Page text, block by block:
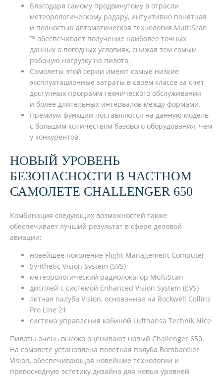
Благодаря самому продвинутому в отрасли
метеорологическому радару, интуитивно понятная
и полностью автоматическая технология MultiScan
™ обеспечивает получение наиболее точных
данных о погодных условиях, снижая тем самым
рабочую нагрузку на пилота.
Самолеты этой серии имеют самые низкие
эксплуатационные затраты в своем классе за счет
доступных программ технического обслуживания
и более длительных интервалов между формами.
Премиум-функции поставляются на данную модель
с большим количеством базового оборудования, чем
у конкурентов.
НОВЫЙ УРОВЕНЬ
БЕЗОПАСНОСТИ В ЧАСТНОМ
САМОЛЕТЕ CHALLENGER 650
Комбинация следующих возможностей также
обеспечивает лучший результат в сфере деловой
авиации:
новейшее поколение Flight Management Computer
Synthetic Vision System (SVS)
метеорологический радиолокатор MultiScan
дисплей с системой Enhanced Vision System (EVS)
летная палуба Vision, основанная на Rockwell Collins
Pro Line 21
система управления кабиной Lufthansa Technik Nice
Пилоты очень высоко оценивают новый Challenger 650.
На самолете установлена ​​полетная палуба Bombardier
Vision, обеспечивающая новейшие технологии и
превосходную эстетику дизайна для новых уровней